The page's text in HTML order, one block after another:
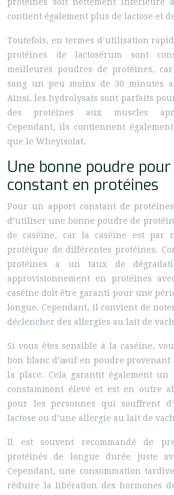
contient également plus de lactose et
Toutefois, en termes d’utilisation
protéines de lactosérum sont
meilleures poudres de protéines,
sang un peu moins de 30 minutes
Ainsi, les hydrolysats sont parfaits
des protéines aux muscles
Cependant, ils contiennent
que le Wheyisolat.
Une bonne poudre
constant en protéines
Pour un apport constant de
d’utiliser une bonne poudre de
de caséine, car la caséine est par
protéique de différentes protéines.
protéines a un taux de
approvisionnement en protéines
caséine doit être garanti pour une
longue. Cependant, il convient de
déclencher des allergies au lait de
Si vous êtes sensible à la caséine,
bon blanc d’œuf en poudre provenant
la place. Cela garantit également un
constamment élevé et est en outre
pour les personnes qui souffrent
lactose ou d’une allergie au lait de
Il est souvent recommandé de
protéinés de longue durée juste
Cependant, une consommation
réduire la libération des hormones